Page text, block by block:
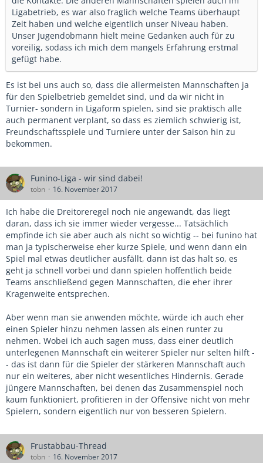
Ligabetrieb, es war also fraglich welche Teams überhaupt
Zeit haben und welche eigentlich unser Niveau haben.
Unser Jugendobmann hielt meine Gedanken auch für zu
voreilig, sodass ich mich dem mangels Erfahrung erstmal
gefügt habe.
Es ist bei uns auch so, dass die allermeisten Mannschaften ja
für den Spielbetrieb gemeldet sind, und da wir nicht in
Turnier- sondern in Ligaform spielen, sind sie praktisch alle
auch permanent verplant, so dass es ziemlich schwierig ist,
Freundschaftsspiele und Turniere unter der Saison hin zu
bekommen.
Funino-Liga - wir sind dabei!
tobn 16. November 2017
Ich habe die Dreitoreregel noch nie angewandt, das liegt
daran, dass ich sie immer wieder vergesse... Tatsächlich
empfinde ich sie aber auch als nicht so wichtig -- bei funino hat
man ja typischerweise eher kurze Spiele, und wenn dann ein
Spiel mal etwas deutlicher ausfällt, dann ist das halt so, es
geht ja schnell vorbei und dann spielen hoffentlich beide
Teams anschließend gegen Mannschaften, die eher ihrer
Kragenweite entsprechen.
Aber wenn man sie anwenden möchte, würde ich auch eher
einen Spieler hinzu nehmen lassen als einen runter zu
nehmen. Wobei ich auch sagen muss, dass einer deutlich
unterlegenen Mannschaft ein weiterer Spieler nur selten hilft -
- das ist dann für die Spieler der stärkeren Mannschaft auch
nur ein weiteres, aber nicht wesentliches Hindernis. Gerade
jüngere Mannschaften, bei denen das Zusammenspiel noch
kaum funktioniert, profitieren in der Offensive nicht von mehr
Spielern, sondern eigentlich nur von besseren Spielern.
Frustabbau-Thread
tobn 16. November 2017